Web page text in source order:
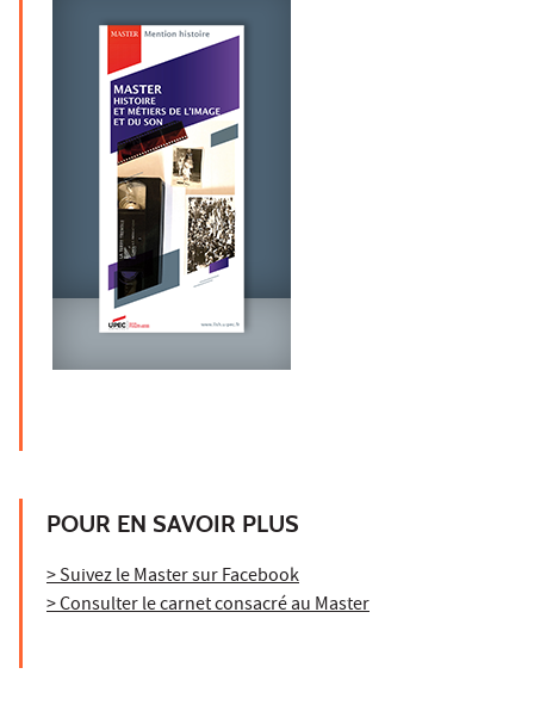
POUR EN SAVOIR PLUS
> Suivez le Master sur Facebook
> Consulter le carnet consacré au Master